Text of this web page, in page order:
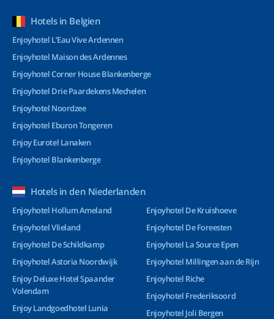
Hotels in Belgien
Enjoyhotel L’Eau Vive Ardennen
Enjoyhotel Maison des Ardennes
Enjoyhotel Corner House Blankenberge
Enjoyhotel Drie Paardekens Mechelen
Enjoyhotel Noordzee
Enjoyhotel Eburon Tongeren
Enjoy Eurotel Lanaken
Enjoyhotel Blankenberge
Hotels in den Niederlanden
Enjoyhotel Hollum Ameland
Enjoyhotel Vlieland
Enjoyhotel De Schildkamp
Enjoyhotel Astoria Noordwijk
Enjoy Deluxe Hotel Spaander
Volendam
Enjoy Landgoedhotel Lunia
Enjoyhotel De Kruishoeve
Enjoyhotel De Foreesten
Enjoyhotel La Source Epen
Enjoyhotel Millingen aan de Rijn
Enjoyhotel Riche
Enjoyhotel Frederiksoord
Enjoyhotel Joli Bergen